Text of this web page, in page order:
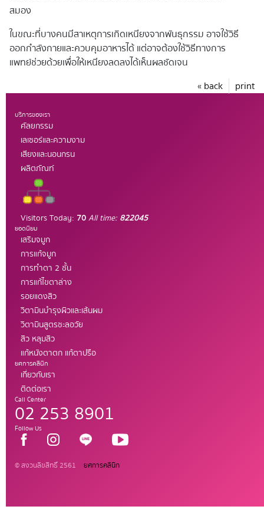
สมอง
ในขณะที่บางคนมีสาเหตุการเกิดเหนียงจากพันธุกรรม อาจใช้วิธี
ออกกำลังกายและควบคุมอาหารได้ แต่อาจต้องใช้วิธีทางการ
แพทย์ช่วยด้วยเพื่อให้เหนียงลดลงได้เห็นผลชัดเจน
print
« back
บริการของเรา
ศัลยกรรม
เลเซอร์และความงาม
เสียงและนอนกรน
ผลิตภัณท์
Visitors Today: 70All time: 822045
ยอดนิยม
เสริมจมูก
การแก้จมูก
การทำตา 2 ชั้น
การแก้ไขตาล่าง
รอยแดงสิว
วิตามินบำรุงผิวและเส้นผม
วิตามินสูตรชะลอวัย
สิว หลุมสิว
แก้หนังตาตก แก้ตาปรือ
ยศการคลินิก
เกี่ยวกับเรา
ติดต่อเรา
Call Center
02 253 8901
Follow Us
© สงวนลิขสิทธิ์ 2561 ยศการคลินิก